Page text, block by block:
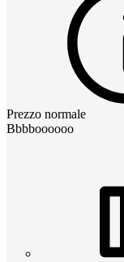
Prezzo normale
Bbbboooooo